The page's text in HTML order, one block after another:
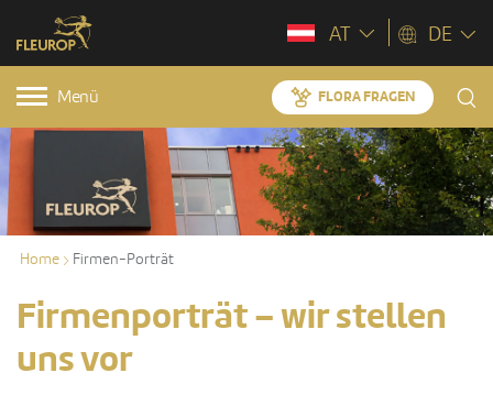
AT DE
Menü FLORA FRAGEN
Home Firmen-Porträt
Firmenporträt – wir stellen
uns vor